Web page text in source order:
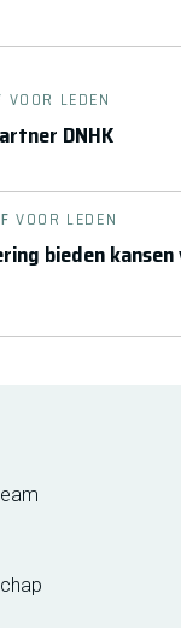
VOOR LEDEN
DNHK
VOOR LEDEN
bieden